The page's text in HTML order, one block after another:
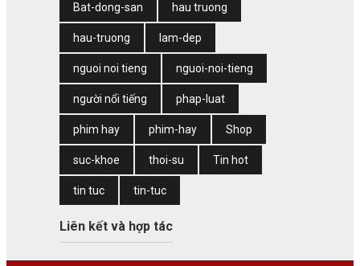
Bat-dong-san hau truong
hau-truong lam-dep
nguoi noi tieng nguoi-noi-tieng
người nổi tiếng phap-luat
phim hay phim-hay Shop
suc-khoe thoi-su Tin hot
tin tuc tin-tuc
Liên kết và hợp tác